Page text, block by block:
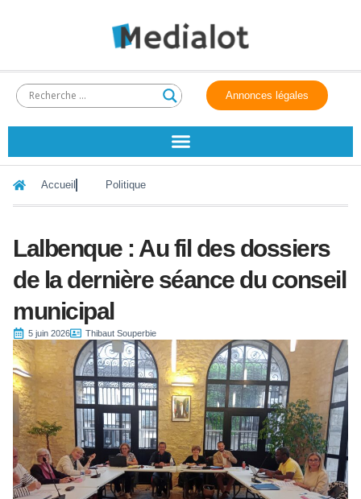
Annonces légales
Accueil Politique
Lalbenque : Au fil des dossiers
de la dernière séance du conseil
municipal
5 juin 2026 Thibaut Souperbie